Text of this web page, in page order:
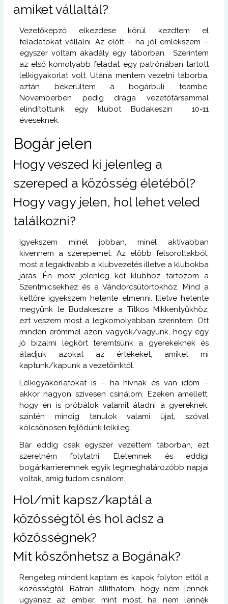
amiket vállaltál?
Vezetőképző elkezdése körül kezdtem el
feladatokat vállalni. Az előtt – ha jól emlékszem –
egyszer voltam akadály egy táborban. Szerintem
az első komolyabb feladat egy patrónában tartott
lelkigyakorlat volt. Utána mentem vezetni táborba,
aztán bekerültem a bogárbuli teambe.
Novemberben pedig drága vezetőtársammal
elindítottunk egy klubot Budakeszin 10-11
éveseknek.
Bogár jelen
Hogy veszed ki jelenleg a
szereped a közösség életéből?
Hogy vagy jelen, hol lehet veled
találkozni?
Igyekszem minél jobban, minél aktívabban
kivennem a szerepemet. Az előbb felsoroltakból,
most a legaktívabb a klubvezetés illetve a klubokba
járás. Én most jelenleg két klubhoz tartozom a
Szentmicsekhez és a Vándorcsütörtökhöz. Mind a
kettőre igyekszem hetente elmenni. Illetve hetente
megyünk le Budakeszire a Titkos Mikkentyűkhöz,
ezt veszem most a legkomolyabban szerintem. Ott
minden erőmmel azon vagyok/vagyunk, hogy egy
jó bizalmi légkört teremtsünk a gyerekeknek és
átadjuk azokat az értékeket, amiket mi
kaptunk/kapunk a vezetőinktől.
Lelkigyakorlatokat is – ha hívnak és van időm –
akkor nagyon szívesen csinálom. Ezeken amellett,
hogy én is próbálok valamit átadni a gyereknek,
szintén mindig tanulok valami újat, szóval
kölcsönösen fejlődünk lelkileg.
Bár eddig csak egyszer vezettem táborban, ezt
szeretném folytatni. Életemnek és eddigi
bogárkarrieremnek egyik legmeghatározóbb napjai
voltak, amíg tudom csinálom.
Hol/mit kapsz/kaptál a
közösségtől és hol adsz a
közösségnek?
Mit köszönhetsz a Bogának?
Rengeteg mindent kaptam és kapok folyton ettől a
közösségtől. Bátran állíthatom, hogy nem lennék
ugyanaz az ember, mint most, ha nem lennék